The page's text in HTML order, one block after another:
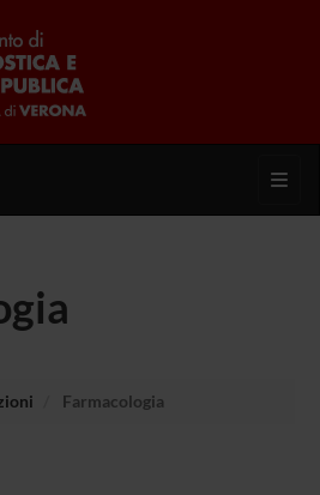
Farmacologia